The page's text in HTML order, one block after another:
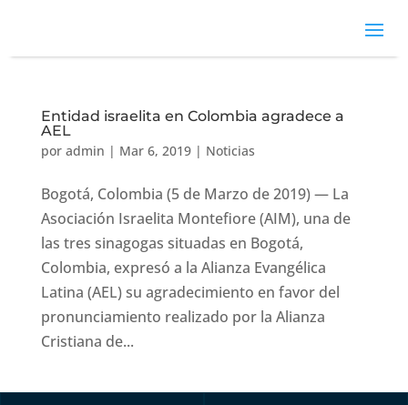
Entidad israelita en Colombia agradece a
AEL
por admin | Mar 6, 2019| Noticias
Bogotá, Colombia (5 de Marzo de 2019) — La
Asociación Israelita Montefiore (AIM), una de
las tres sinagogas situadas en Bogotá,
Colombia, expresó a la Alianza Evangélica
Latina (AEL) su agradecimiento en favor del
pronunciamiento realizado por la Alianza
Cristiana de...